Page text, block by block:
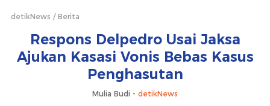
detikNews Berita
Respons Delpedro Usai Jaksa
Ajukan Kasasi Vonis Bebas Kasus
Penghasutan
Mulia Budi - detikNews